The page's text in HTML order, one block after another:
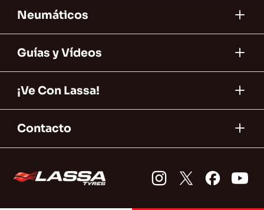
Neumáticos
Guías y Vídeos
¡Ve Con Lassa!
Contacto